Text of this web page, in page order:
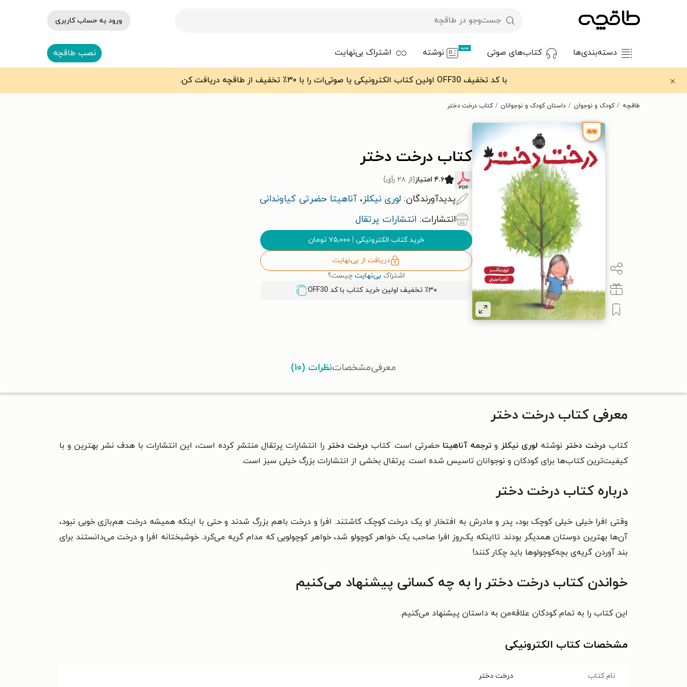
ورود به حساب کاربری
دسته‌بندی‌ها کتاب‌های صوتی جدید نوشته اشتراک بی‌نهایت نصب طاقچه
با کد تخفیف OFF30 اولین کتاب الکترونیکی یا صوتی‌ات را با ۳۰٪ تخفیف از طاقچه دریافت کن.
طاقچه کودک و نوجوان داستان کودک و نوجوانان کتاب درخت دختر
کتاب درخت دختر
۴.۶ امتیاز (از ۲۸ رأی)
پدیدآورندگان: لوری نیکلز، آناهیتا حضرتی کیاوندانی
انتشارات: انتشارات پرتقال
خرید کتاب الکترونیکی ۷۵,۰۰۰ تومان
دریافت از بی‌نهایت
اشتراک بی‌نهایت چیست؟
٪۳۰ تخفیف اولین خرید کتاب با کد
OFF30
معرفیمشخصاتنظرات (۱۰)
معرفی کتاب درخت دختر
کتاب درخت دختر نوشته لوری نیکلز و ترجمه آناهیتا حضرتی است. کتاب درخت دختر را انتشارات پرتقال منتشر کرده است، این انتشارات با هدف نشر بهترین و با
کیفیت‌ترین کتاب‌ها برای کودکان و نوجوانان تاسیس شده است. پرتقال بخشی از انتشارات بزرگ خیلی سبز است.
درباره کتاب درخت دختر
وقتی افرا خیلی خیلی کوچک بود، پدر و مادرش به افتخار او یک درخت کوچک کاشتند. افرا و درخت باهم بزرگ شدند و حتی با اینکه همیشه درخت هم‌بازی خوبی نبود،
آن‌ها بهترین دوستان همدیگر بودند. تااینکه یک‌روز افرا صاحب یک خواهر کوچولو شد، خواهر کوچولویی که مدام گریه می‌کرد. خوشبختانه افرا و درخت می‌دانستند برای
بند آوردن گریه‌ی بچه‌کوچولوها باید چکار کنند!
خواندن کتاب درخت دختر را به چه کسانی پیشنهاد می‌کنیم
این کتاب را به تمام کودکان علاقه‌من به داستان پیشنهاد می‌کنیم.
مشخصات کتاب الکترونیکی
نام کتاب درخت دختر